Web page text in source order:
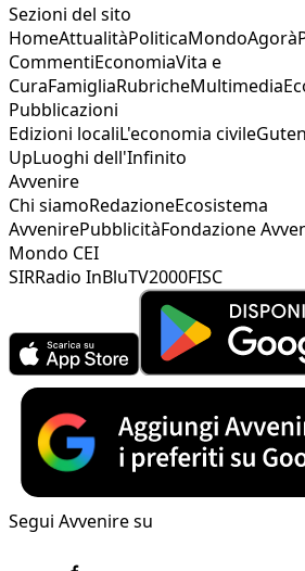
Sezioni del sito
HomeAttualitàPoliticaMondoAgorà
CommentiEconomiaVita e
CuraFamigliaRubricheMultimedia
Pubblicazioni
Edizioni localiL'economia civile
UpLuoghi dell'Infinito
Avvenire
Chi siamoRedazioneEcosistema
AvvenirePubblicitàFondazione
Mondo CEI
SIRRadio InBluTV2000FISC
Segui Avvenire su